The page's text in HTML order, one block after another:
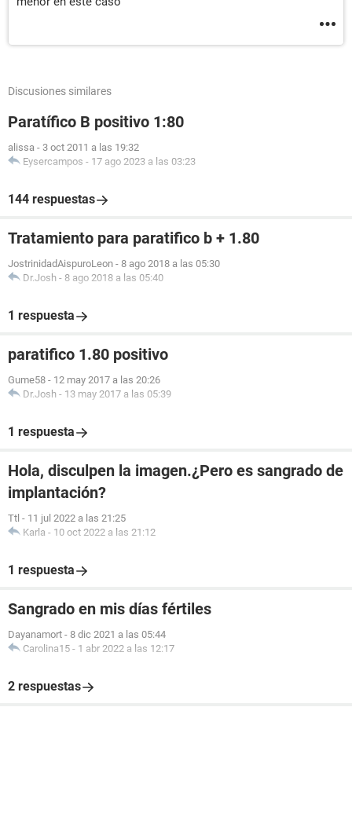
Discusiones similares
Paratífico B positivo 1:80
alissa - 3 oct 2011 a las 19:32
Eysercampos - 17 ago 2023 a las 03:23
144 respuestas
Tratamiento para paratifico b + 1.80
JostrinidadAispuroLeon - 8 ago 2018 a las 05:30
Dr.Josh - 8 ago 2018 a las 05:40
1 respuesta
paratifico 1.80 positivo
Gume58 - 12 may 2017 a las 20:26
Dr.Josh - 13 may 2017 a las 05:39
1 respuesta
Hola, disculpen la imagen.¿Pero es sangrado de
implantación?
Ttl - 11 jul 2022 a las 21:25
Karla - 10 oct 2022 a las 21:12
1 respuesta
Sangrado en mis días fértiles
Dayanamort - 8 dic 2021 a las 05:44
Carolina15 - 1 abr 2022 a las 12:17
2 respuestas